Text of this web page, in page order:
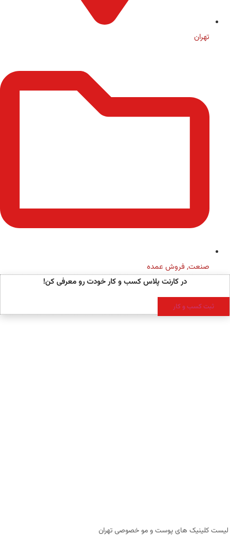
تهران
صنعت, فروش عمده
در کارنت پلاس کسب و کار خودت رو معرفی کن!
ثبت کسب و کار
لیست کلینیک‌ های پوست و مو خصوصی تهران